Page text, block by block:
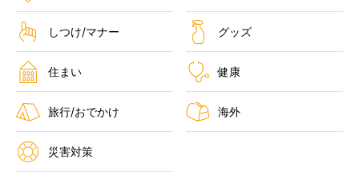
しつけ/マナー グッズ
住まい 健康
旅行/おでかけ 海外
災害対策